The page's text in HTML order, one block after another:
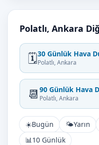
Polatlı, Ankara
🗓️30 Günlük Hava
Polatlı, Ankara
📆 90 Günlük Hava
Polatlı, Ankara
☀️Bugün 🌤️Yarın
📊10 Günlük